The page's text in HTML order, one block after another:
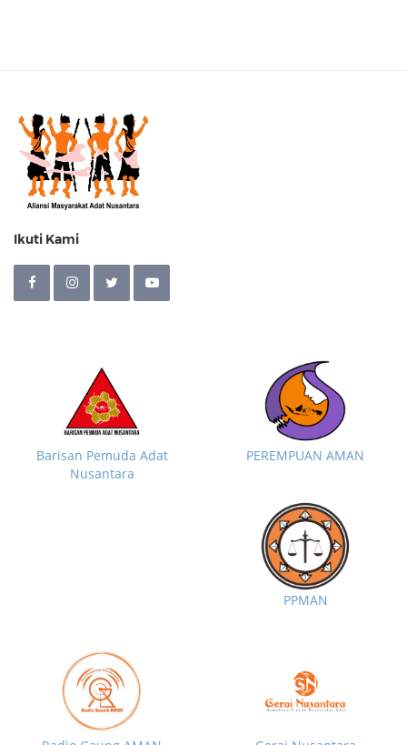
Ikuti Kami
Barisan Pemuda Adat
Nusantara
PEREMPUAN AMAN
PPMAN